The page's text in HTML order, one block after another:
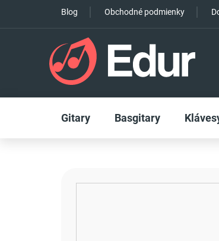
obsah
Blog Obchodné podmienky
Gitary Basgitary